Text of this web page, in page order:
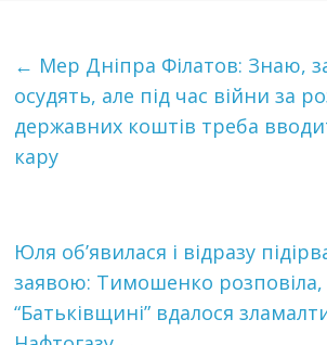
← Мер Дніпра Філатов: Знаю,
осудять, але під час війни за
державних коштів треба
каpу
Юля об’явилася і відразу
заявою: Тимошенко розповілa,
“Бaтьківщині” вдалося